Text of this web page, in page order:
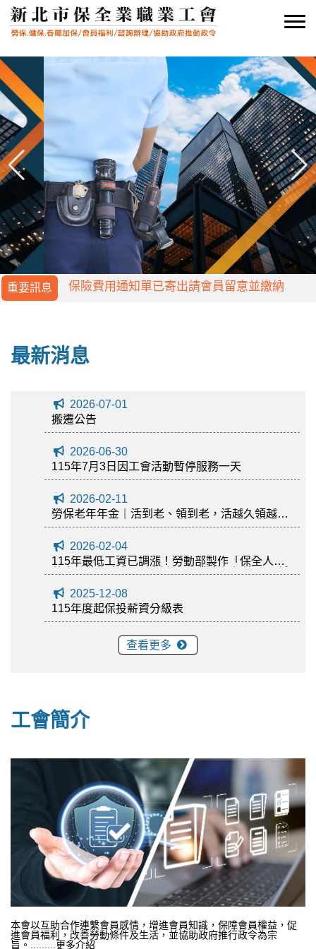
重要訊息
保險費用通知單已寄出請會員留意並繳納
保險費用通知單已寄出請會員留意並繳納
最新消息
2026-07-01
搬遷公告
2026-06-30
115年7月3日因工會活動暫停服務一天
2026-02-11
勞保老年年金｜活到老、領到老，活越久領越
多！
2026-02-04
115年最低工資已調漲！勞動部製作「保全人員
薪資計算懶人包」，避免保全業者誤觸違反最低
2025-12-08
115年度起保投薪資分級表
查看更多
工會簡介
本會以互助合作連繫會員感情，增進會員知識，保障會員權益，促
進會員福利，改善勞動條件及生活，並協助政府推行政令為宗
旨。.........更多介紹